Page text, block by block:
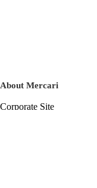
About Mercari
Corporate Site